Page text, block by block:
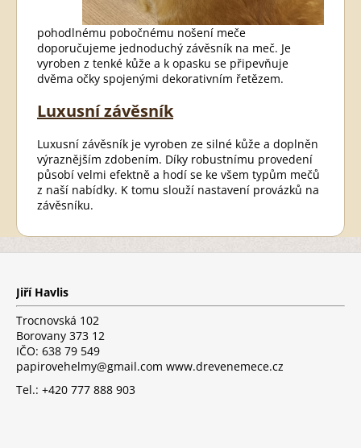
pohodlnému pobočnému nošení meče
doporučujeme jednoduchý závěsník na meč. Je
vyroben z tenké kůže a k opasku se připevňuje
dvěma očky spojenými dekorativním řetězem.
Luxusní závěsník
Luxusní závěsník je vyroben ze silné kůže a doplněn
výraznějším zdobením. Díky robustnímu provedení
působí velmi efektně a hodí se ke všem typům mečů
z naší nabídky. K tomu slouží nastavení provázků na
závěsníku.
Z
Jiří Havlis
Trocnovská 102
Borovany 373 12
IČO: 638 79 549
papirovehelmy@gmail.com www.drevenemece.cz
Tel.: +420 777 888 903